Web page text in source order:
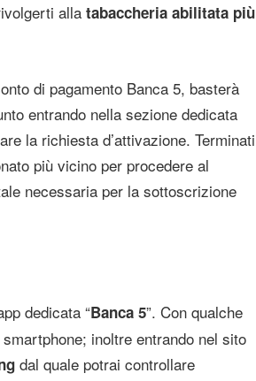
alla tabaccheria abilitata più
di pagamento Banca 5, basterà
entrando nella sezione dedicata
la richiesta d’attivazione. Terminati
più vicino per procedere al
necessaria per la sottoscrizione
dedicata “Banca 5”. Con qualche
inoltre entrando nel sito
dal quale potrai controllare